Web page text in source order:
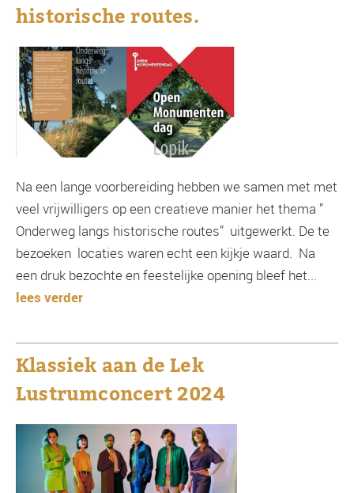
historische routes.
Na een lange voorbereiding hebben we samen met met
veel vrijwilligers op een creatieve manier het thema ”
Onderweg langs historische routes” uitgewerkt. De te
bezoeken locaties waren echt een kijkje waard. Na
een druk bezochte en feestelijke opening bleef het...
lees verder
Klassiek aan de Lek
Lustrumconcert 2024